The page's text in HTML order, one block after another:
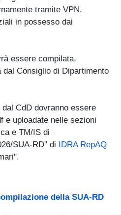
tramite VPN,
in possesso dai
essere compilata,
Consiglio di Dipartimento
CdD dovranno essere
e uploadate nelle sezioni
e TM/IS di
SUA-RD” di IDRA RepAQ
della SUA-RD